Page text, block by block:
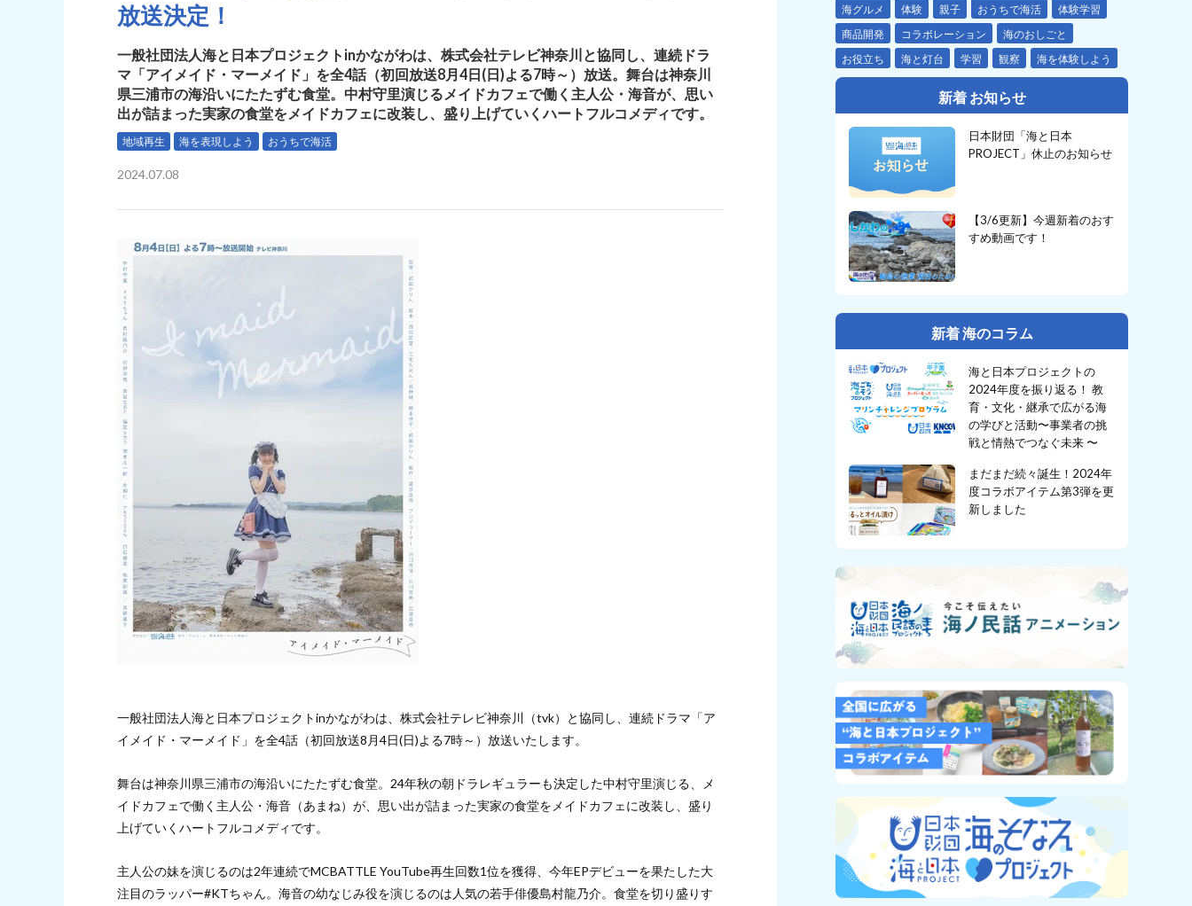
放送決定！
一般社団法人海と日本プロジェクトinかながわは、株式会社テレビ神奈川と協同し、連続ドラ
マ「アイメイド・マーメイド」を全4話（初回放送8月4日(日)よる7時～）放送。舞台は神奈川
県三浦市の海沿いにたたずむ食堂。中村守里演じるメイドカフェで働く主人公・海音が、思い
出が詰まった実家の食堂をメイドカフェに改装し、盛り上げていくハートフルコメディです。
地域再生 海を表現しよう おうちで海活
2024.07.08
一般社団法人海と日本プロジェクトinかながわは、株式会社テレビ神奈川（tvk）と協同し、連続ドラマ「ア
イメイド・マーメイド」を全4話（初回放送8月4日(日)よる7時～）放送いたします。
舞台は神奈川県三浦市の海沿いにたたずむ食堂。24年秋の朝ドラレギュラーも決定した中村守里演じる、メ
イドカフェで働く主人公・海音（あまね）が、思い出が詰まった実家の食堂をメイドカフェに改装し、盛り
上げていくハートフルコメディです。
主人公の妹を演じるのは2年連続でMCBATTLE YouTube再生回数1位を獲得、今年EPデビューを果たした大
注目のラッパー#KTちゃん。海音の幼なじみ役を演じるのは人気の若手俳優島村龍乃介。食堂を切り盛りす
海グルメ
体験 親子 おうちで海活
体験学習
商品開発
コラボレーション
海のおしごと
お役立ち
海と灯台 学習 観察 海を体験しよう
新着 お知らせ
日本財団「海と日本
PROJECT」休止のお知らせ
【3/6更新】今週新着のおす
すめ動画です！
新着 海のコラム
海と日本プロジェクトの
2024年度を振り返る！ 教
育・文化・継承で広がる海
の学びと活動〜事業者の挑
戦と情熱でつなぐ未来 〜
まだまだ続々誕生！2024年
度コラボアイテム第3弾を更
新しました